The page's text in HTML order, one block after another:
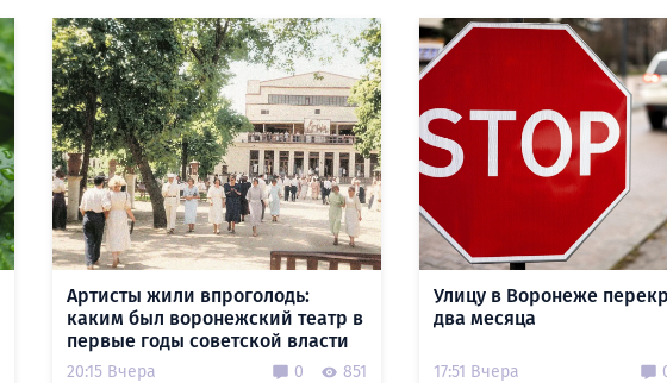
Артисты жили впроголодь:
каким был воронежский театр в
первые годы советской власти
20:15 Вчера 0 851
Улицу в Воронеже
два месяца
17:51 Вчера